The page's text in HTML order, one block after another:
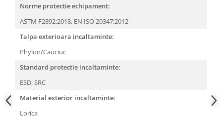
Echipamente medicale
Manusi de protectie
Accesorii pentru protectia capului
Casti de protectie
Antifoane
Ochelari de protectie si viziere
Norme protectie echipament:
ASTM F2892:2018, EN ISO 20347:2012
Talpa exterioara incaltaminte:
Phylon/Cauciuc
Standard protectie incaltaminte:
ESD,SRC
Material exterior incaltaminte:
Lorica